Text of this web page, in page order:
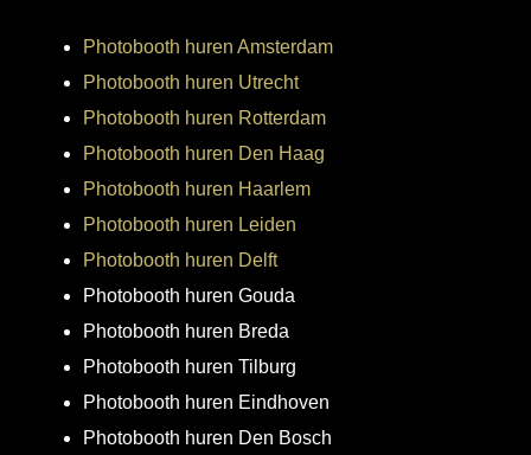
Photobooth huren Amsterdam
Photobooth huren Utrecht
Photobooth huren Rotterdam
Photobooth huren Den Haag
Photobooth huren Haarlem
Photobooth huren Leiden
Photobooth huren Delft
Photobooth huren Gouda
Photobooth huren Breda
Photobooth huren Tilburg
Photobooth huren Eindhoven
Photobooth huren Den Bosch